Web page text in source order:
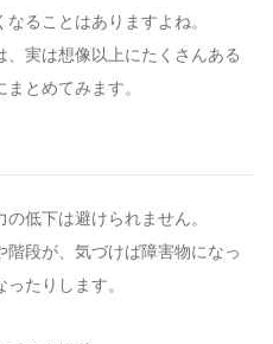
ることはありますよね。
実は想像以上にたくさんある
とめてみます。
低下は避けられません。
段が、気づけば障害物になっ
たりします。